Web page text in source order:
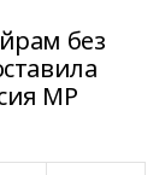
без
МР